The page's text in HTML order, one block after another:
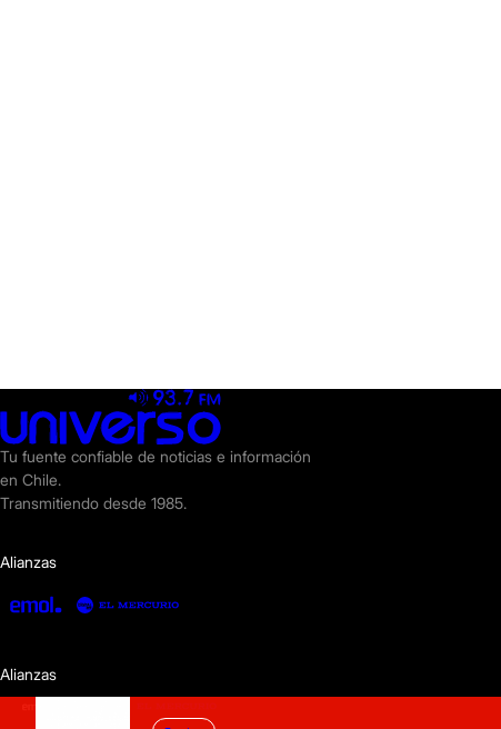
Tu fuente confiable de noticias e información
en Chile.
Transmitiendo desde 1985.
Alianzas
Alianzas